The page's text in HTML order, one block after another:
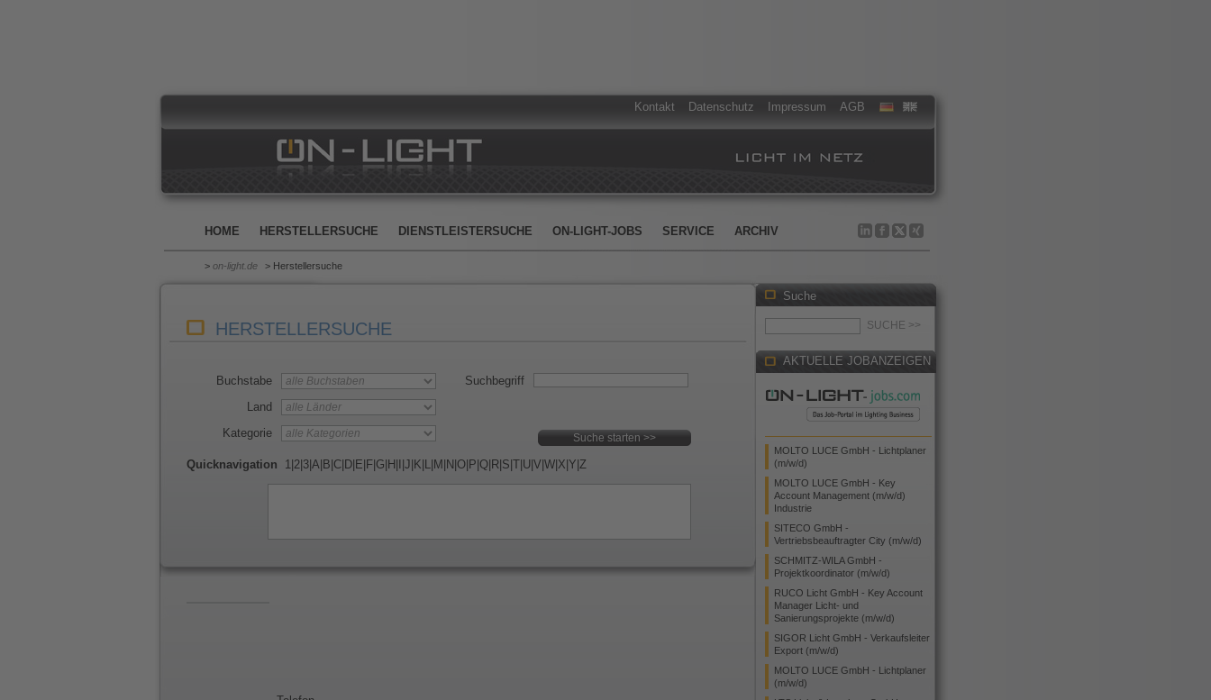
Kontakt Datenschutz Impressum AGB
HOME HERSTELLERSUCHE DIENSTLEISTERSUCHE ON-LIGHT-JOBS SERVICE ARCHIV
> on-light.de > Herstellersuche
HERSTELLERSUCHE
Buchstabe
Land
Kategorie
Suchbegriff
Quicknavigation 1 2 3 A B C D E F G H J K L M N O P Q R S T U V W X Y Z
Suche
AKTUELLE JOBANZEIGEN
MOLTO LUCE GmbH - Lichtplaner
(m/w/d)
MOLTO LUCE GmbH - Key
Account Management (m/w/d)
Industrie
SITECO GmbH -
Vertriebsbeauftragter City (m/w/d)
SCHMITZ-WILA GmbH -
Projektkoordinator (m/w/d)
RUCO Licht GmbH - Key Account
Manager Licht- und
Sanierungsprojekte (m/w/d)
SIGOR Licht GmbH - Verkaufsleiter
Export (m/w/d)
MOLTO LUCE GmbH - Lichtplaner
(m/w/d)